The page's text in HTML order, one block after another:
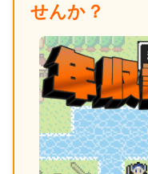
せんか？